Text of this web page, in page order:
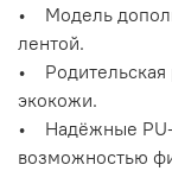
• Модель
лентой.
• Родительская
экокожи.
• Надёжные PU-
возможностью